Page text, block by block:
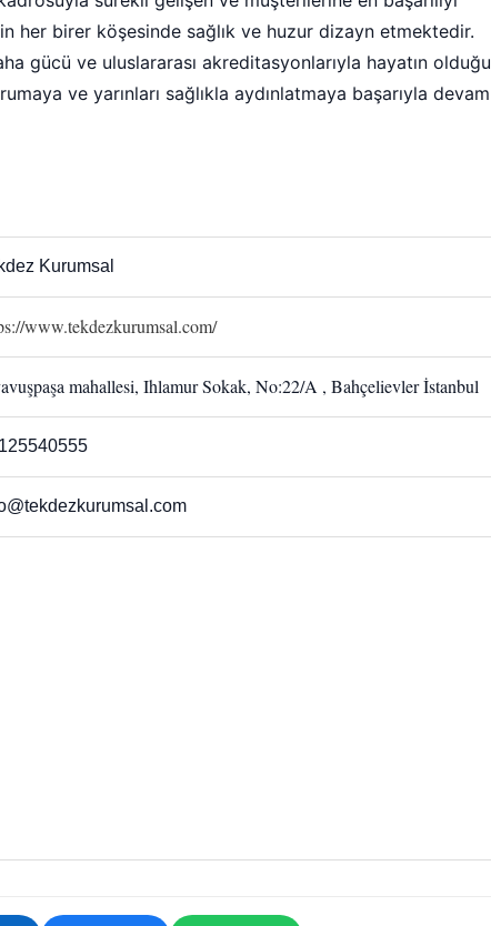
her birer köşesinde sağlık ve huzur dizayn etmektedir.
gücü ve uluslararası akreditasyonlarıyla hayatın olduğu
ve yarınları sağlıkla aydınlatmaya başarıyla devam
Kurumsal
www.tekdezkurumsal.com/
mahallesi, Ihlamur Sokak, No:22/A , Bahçelievler İstanbul